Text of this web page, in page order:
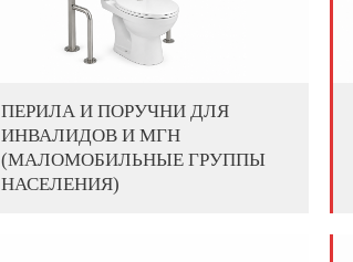
ПЕРИЛА И ПОРУЧНИ ДЛЯ
ИНВАЛИДОВ И МГН
(МАЛОМОБИЛЬНЫЕ ГРУППЫ
НАСЕЛЕНИЯ)